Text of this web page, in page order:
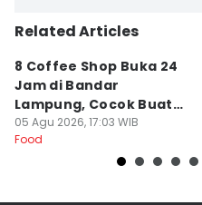
Related Articles
8 Coffee Shop Buka 24
Jam di Bandar
Lampung, Cocok Buat
Begadang
05 Agu 2026, 17:03 WIB
Food